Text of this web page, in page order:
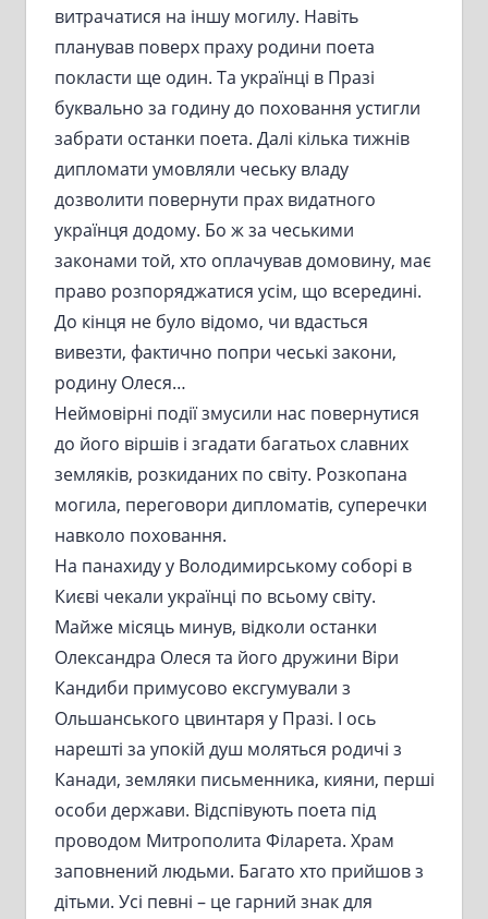
витрачатися на іншу могилу. Навіть
планував поверх праху родини поета
покласти ще один. Та українці в Празі
буквально за годину до поховання устигли
забрати останки поета. Далі кілька тижнів
дипломати умовляли чеську владу
дозволити повернути прах видатного
українця додому. Бо ж за чеськими
законами той, хто оплачував домовину, має
право розпоряджатися усім, що всередині.
До кінця не було відомо, чи вдасться
вивезти, фактично попри чеські закони,
родину Олеся…
Неймовірні події змусили нас повернутися
до його віршів і згадати багатьох славних
земляків, розкиданих по світу. Розкопана
могила, переговори дипломатів, суперечки
навколо поховання.
На панахиду у Володимирському соборі в
Києві чекали українці по всьому світу.
Майже місяць минув, відколи останки
Олександра Олеся та його дружини Віри
Кандиби примусово ексгумували з
Ольшанського цвинтаря у Празі. І ось
нарешті за упокій душ моляться родичі з
Канади, земляки письменника, кияни, перші
особи держави. Відспівують поета під
проводом Митрополита Філарета. Храм
заповнений людьми. Багато хто прийшов з
дітьми. Усі певні – це гарний знак для